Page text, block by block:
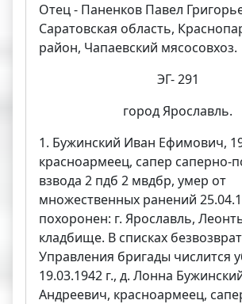
Отец - Паненков Павел
Саратовская область,
район, Чапаевский мясосовхоз.
ЭГ- 291
город Ярославль.
1. Бужинский Иван Ефимович,
красноармеец, сапер саперно-
взвода 2 пдб 2 мвдбр, умер от
множественных ранений
похоронен: г. Ярославль,
кладбище. В списках
Управления бригады числится
19.03.1942 г., д. Лонна
Андреевич, красноармеец,